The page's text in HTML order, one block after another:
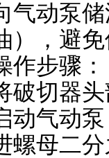
气动泵
），避
作步骤：
破切器
动气动
螺母二